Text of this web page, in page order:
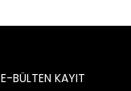
E-BÜLTEN KAYIT